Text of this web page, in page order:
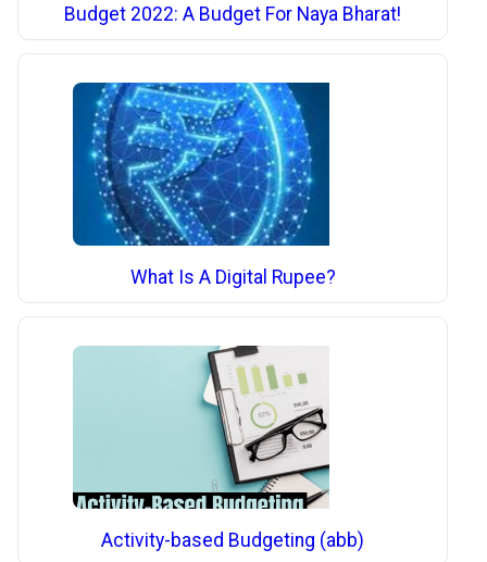
Budget 2022: A Budget For Naya Bharat!
What Is A Digital Rupee?
Activity-based Budgeting (abb)